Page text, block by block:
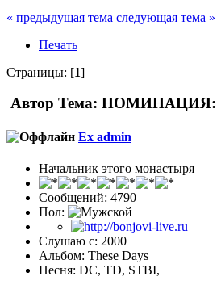
« предыдущая тема следующая тема »
Печать
Страницы: [1]
Автор Тема: НОМИНАЦИЯ:
Ex admin
Начальник этого монастыря
Сообщений: 4790
Пол:
Слушаю с: 2000
Альбом: These Days
Песня: DC, TD, STBI,